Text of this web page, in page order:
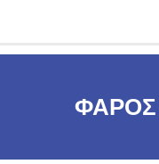
ΦΑΡΟΣ